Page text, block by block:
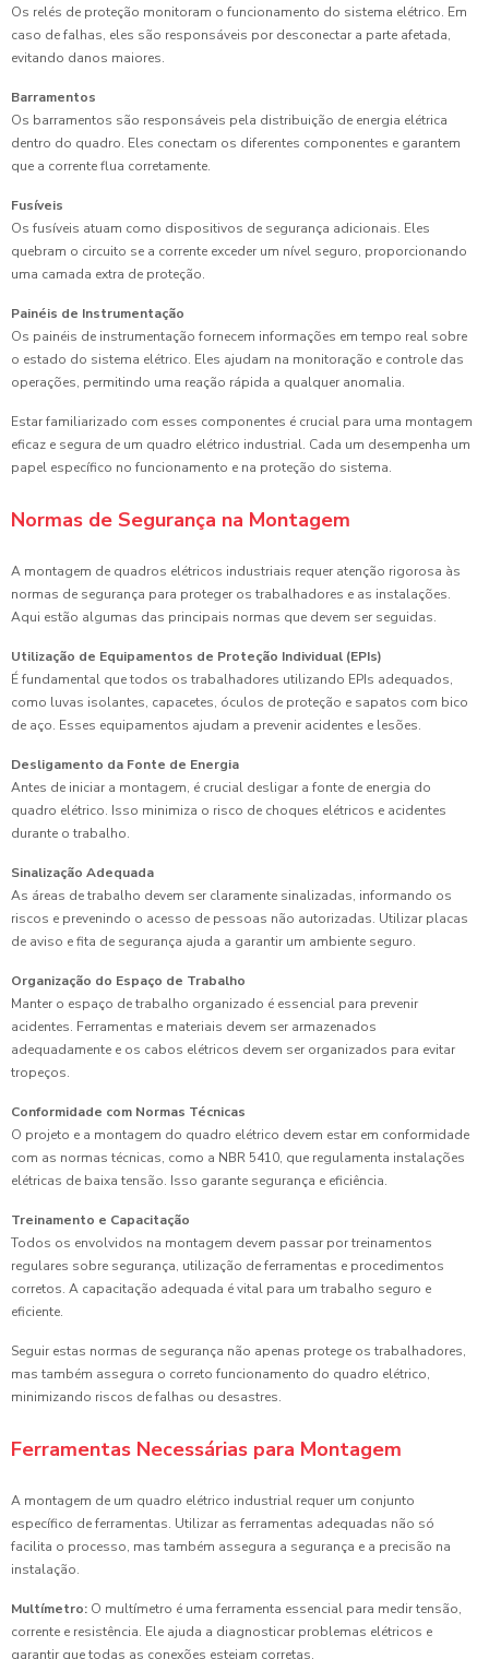
Os relés de proteção monitoram o funcionamento do sistema elétrico. Em
caso de falhas, eles são responsáveis por desconectar a parte afetada,
evitando danos maiores.
Barramentos
Os barramentos são responsáveis pela distribuição de energia elétrica
dentro do quadro. Eles conectam os diferentes componentes e garantem
que a corrente flua corretamente.
Fusíveis
Os fusíveis atuam como dispositivos de segurança adicionais. Eles
quebram o circuito se a corrente exceder um nível seguro, proporcionando
uma camada extra de proteção.
Painéis de Instrumentação
Os painéis de instrumentação fornecem informações em tempo real sobre
o estado do sistema elétrico. Eles ajudam na monitoração e controle das
operações, permitindo uma reação rápida a qualquer anomalia.
Estar familiarizado com esses componentes é crucial para uma montagem
eficaz e segura de um quadro elétrico industrial. Cada um desempenha um
papel específico no funcionamento e na proteção do sistema.
Normas de Segurança na Montagem
A montagem de quadros elétricos industriais requer atenção rigorosa às
normas de segurança para proteger os trabalhadores e as instalações.
Aqui estão algumas das principais normas que devem ser seguidas.
Utilização de Equipamentos de Proteção Individual (EPIs)
É fundamental que todos os trabalhadores utilizando EPIs adequados,
como luvas isolantes, capacetes, óculos de proteção e sapatos com bico
de aço. Esses equipamentos ajudam a prevenir acidentes e lesões.
Desligamento da Fonte de Energia
Antes de iniciar a montagem, é crucial desligar a fonte de energia do
quadro elétrico. Isso minimiza o risco de choques elétricos e acidentes
durante o trabalho.
Sinalização Adequada
As áreas de trabalho devem ser claramente sinalizadas, informando os
riscos e prevenindo o acesso de pessoas não autorizadas. Utilizar placas
de aviso e fita de segurança ajuda a garantir um ambiente seguro.
Organização do Espaço de Trabalho
Manter o espaço de trabalho organizado é essencial para prevenir
acidentes. Ferramentas e materiais devem ser armazenados
adequadamente e os cabos elétricos devem ser organizados para evitar
tropeços.
Conformidade com Normas Técnicas
O projeto e a montagem do quadro elétrico devem estar em conformidade
com as normas técnicas, como a NBR 5410, que regulamenta instalações
elétricas de baixa tensão. Isso garante segurança e eficiência.
Treinamento e Capacitação
Todos os envolvidos na montagem devem passar por treinamentos
regulares sobre segurança, utilização de ferramentas e procedimentos
corretos. A capacitação adequada é vital para um trabalho seguro e
eficiente.
Seguir estas normas de segurança não apenas protege os trabalhadores,
mas também assegura o correto funcionamento do quadro elétrico,
minimizando riscos de falhas ou desastres.
Ferramentas Necessárias para Montagem
A montagem de um quadro elétrico industrial requer um conjunto
específico de ferramentas. Utilizar as ferramentas adequadas não só
facilita o processo, mas também assegura a segurança e a precisão na
instalação.
Multímetro: O multímetro é uma ferramenta essencial para medir tensão,
corrente e resistência. Ele ajuda a diagnosticar problemas elétricos e
garantir que todas as conexões estejam corretas.